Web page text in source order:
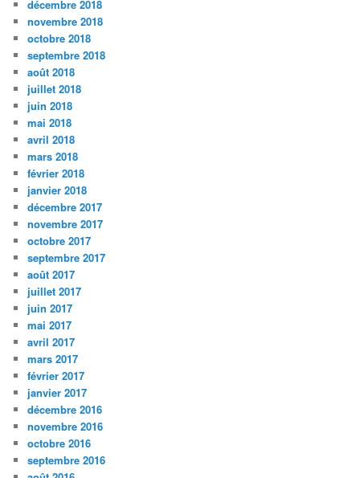
décembre 2018
novembre 2018
octobre 2018
septembre 2018
août 2018
juillet 2018
juin 2018
mai 2018
avril 2018
mars 2018
février 2018
janvier 2018
décembre 2017
novembre 2017
octobre 2017
septembre 2017
août 2017
juillet 2017
juin 2017
mai 2017
avril 2017
mars 2017
février 2017
janvier 2017
décembre 2016
novembre 2016
octobre 2016
septembre 2016